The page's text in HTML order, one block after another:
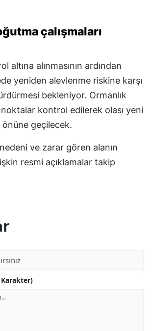
çalışmaları
altına alınmasının ardından
yeniden alevlenme riskine karşı
bekleniyor. Ormanlık
noktalar kontrol edilerek olası yeni
geçilecek.
nedeni ve zarar gören alanın
resmi açıklamalar takip
Karakter)